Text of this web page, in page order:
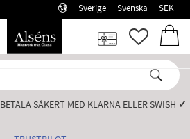
Sverige Svenska SEK
BETALA SÄKERT MED KLARNA ELLER SWISH️ ✓